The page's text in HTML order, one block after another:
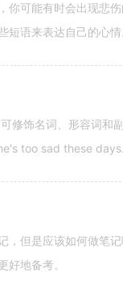
你可能有时会出现悲
短语来表达自己的心
修饰名词、形容词和
too sad these
，但是应该如何做笔
好地备考。